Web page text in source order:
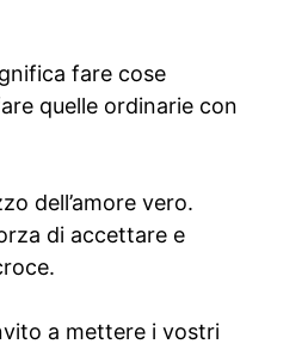
fare cose
quelle ordinarie con
dell’amore vero.
di accettare e
a mettere i vostri